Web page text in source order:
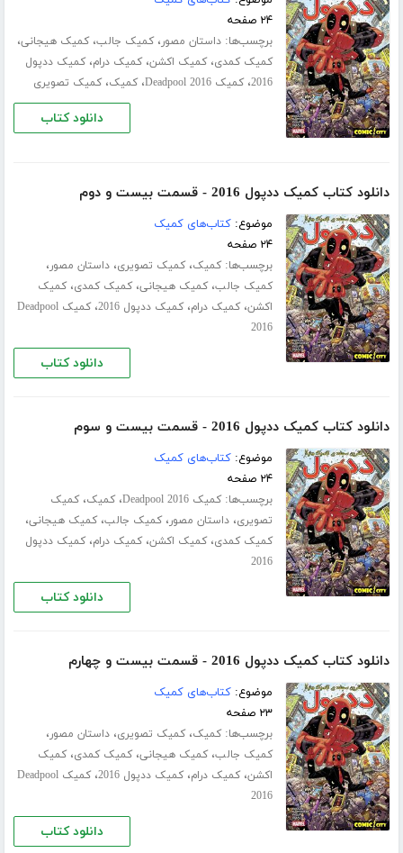
۲۴ صفحه
برچسب‌ها:داستان مصور،کمیک جالب،کمیک هیجانی،
کمیک کمدی،کمیک اکشن،کمیک درام،کمیک ددپول
2016،کمیک Deadpool 2016 ،کمیک،کمیک تصویری
دانلود کتاب
دانلود کتاب کمیک ددپول 2016 - قسمت بیست و دوم
موضوع:کتاب‌های کمیک
۲۴ صفحه
برچسب‌ها:کمیک،کمیک تصویری،داستان مصور،
کمیک جالب،کمیک هیجانی،کمیک کمدی،کمیک
اکشن،کمیک درام،کمیک ددپول 2016 ،
کمیک Deadpool
2016
دانلود کتاب
دانلود کتاب کمیک ددپول 2016 - قسمت بیست و سوم
موضوع:کتاب‌های کمیک
۲۴ صفحه
برچسب‌ها:کمیک Deadpool 2016 ،کمیک،کمیک
تصویری،داستان مصور،کمیک جالب،کمیک هیجانی،
کمیک کمدی،کمیک اکشن،کمیک درام،کمیک ددپول
2016
دانلود کتاب
دانلود کتاب کمیک ددپول 2016 - قسمت بیست و چهارم
موضوع:کتاب‌های کمیک
۲۳ صفحه
برچسب‌ها:کمیک،کمیک تصویری،داستان مصور،
کمیک جالب،کمیک هیجانی،کمیک کمدی،کمیک
اکشن،کمیک درام،کمیک ددپول 2016 ،
کمیک Deadpool
2016
دانلود کتاب